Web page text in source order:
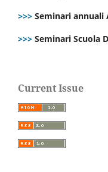
>>> Seminari annuali
>>> Seminari Scuola
Current Issue